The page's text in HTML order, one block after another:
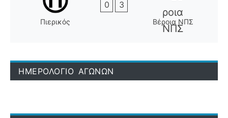
Πιερικός
0 3
Βέροια ΝΠΣ
ΗΜΕΡΟΛΟΓΙΟ ΑΓΩΝΩΝ